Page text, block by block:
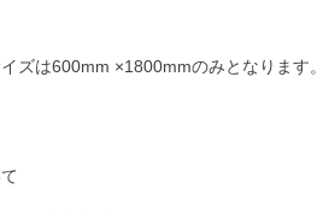
は600mm ×1800mmのみとなります。